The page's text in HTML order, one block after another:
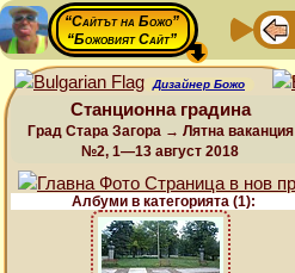
“Сайтът на Божо”
“Божовият Сайт”
Дизайнер Божо
Станционна градина
Град Стара Загора → Лятна ваканция
№2, 1—13 август 2018
Албуми в категорията (1):